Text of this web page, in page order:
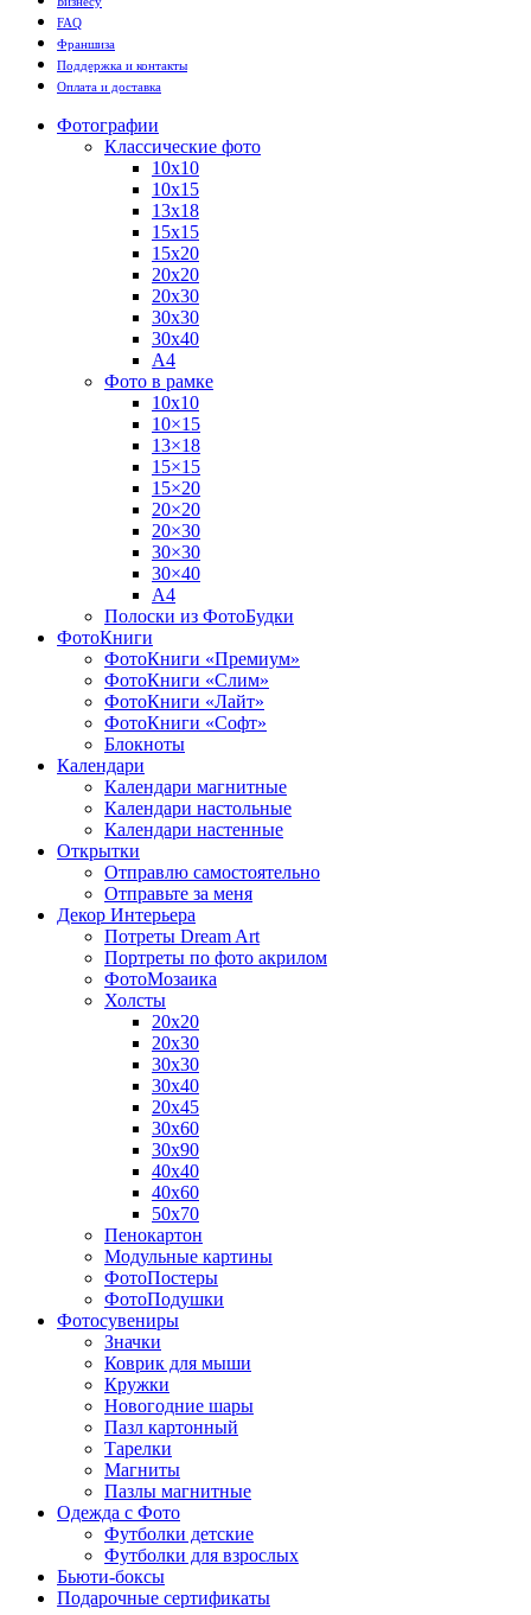
FAQ
Франшиза
Поддержка и контакты
Оплата и доставка
Фотографии
Классические фото
10х10
10х15
13х18
15х15
15х20
20х20
20х30
30х30
30х40
А4
Фото в рамке
10х10
10×15
13×18
15×15
15×20
20×20
20×30
30×30
30×40
A4
Полоски из ФотоБудки
ФотоКниги
ФотоКниги «Премиум»
ФотоКниги «Слим»
ФотоКниги «Лайт»
ФотоКниги «Софт»
Блокноты
Календари
Календари магнитные
Календари настольные
Календари настенные
Открытки
Отправлю самостоятельно
Отправьте за меня
Декор Интерьера
Потреты Dream Art
Портреты по фото акрилом
ФотоМозаика
Холсты
20х20
20х30
30х30
30х40
20х45
30х60
30х90
40х40
40х60
50х70
Пенокартон
Модульные картины
ФотоПостеры
ФотоПодушки
Фотоcувениры
Значки
Коврик для мыши
Кружки
Новогодние шары
Пазл картонный
Тарелки
Магниты
Пазлы магнитные
Одежда с Фото
Футболки детские
Футболки для взрослых
Бьюти-боксы
Подарочные сертификаты